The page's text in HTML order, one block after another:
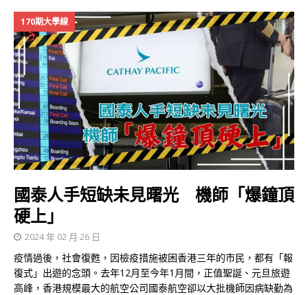
170期大學線
國泰人手短缺未見曙光 機師「爆鐘頂
硬上」
2024 年 02 月 26 日
疫情過後，社會復甦，因檢疫措施被困香港三年的市民，都有「報
復式」出遊的念頭。去年12月至今年1月間，正值聖誕、元旦旅遊
高峰，香港規模最大的航空公司國泰航空卻以大批機師因病缺勤為